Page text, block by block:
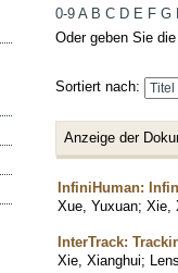
0-9 A B C D E F G
Oder geben Sie
Sortiert nach:
Anzeige der
InfiniHuman:
Xue, Yuxuan; Xie,
InterTrack:
Xie, Xianghui;